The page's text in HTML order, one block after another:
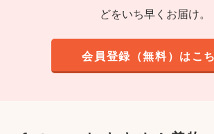
どをいち早くお届け。
会員登録（無料）はこ